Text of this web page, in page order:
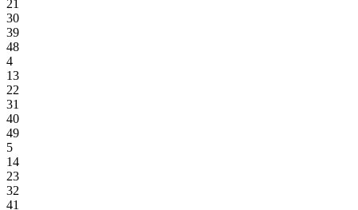
21
30
39
48
4
13
22
31
40
49
5
14
23
32
41